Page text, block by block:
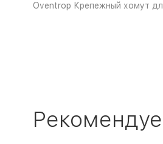
Oventrop Крепежный хомут